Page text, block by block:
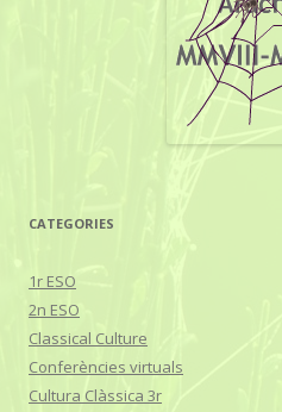
CATEGORIES
1r ESO
2n ESO
Classical Culture
Conferències virtuals
Cultura Clàssica 3r